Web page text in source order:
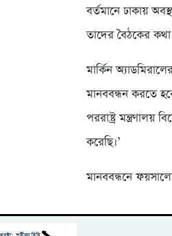
বর্তমানে ঢাকায়
তাদের বৈঠকের
মার্কিন
মানববন্ধন করতে
পররাষ্ট্র মন্ত্রণালয়
করেছি।’
মানববন্ধনে